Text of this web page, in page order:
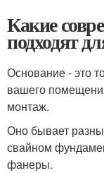
Какие
подходят
Основание - это
вашего
монтаж.
Оно бывает
свайном
фанеры.